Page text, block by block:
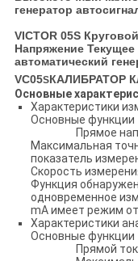
генератор
VICTOR 05S
Напряжение
автоматический
VC05SКАЛИБРАТОР
Основные
Характеристики
Основные функции
Прямое
Максимальная
показатель
Скорость
Функция
одновременное
mA имеет режим
Характеристики
Основные функции
Прямой ток